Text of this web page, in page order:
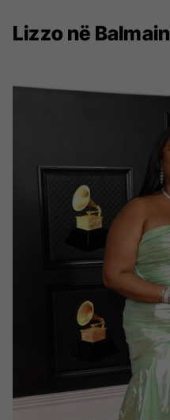
Lizzo në Balmain